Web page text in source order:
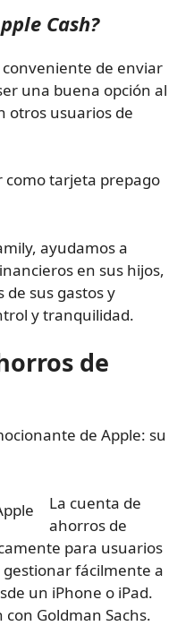
Cash?
de enviar
una buena opción al
otros usuarios de
como tarjeta prepago
ayudamos a
en sus hijos,
de sus gastos y
y tranquilidad.
de
de Apple: su
La cuenta de
ahorros de
para usuarios
gestionar fácilmente a
un iPhone o iPad.
Goldman Sachs.